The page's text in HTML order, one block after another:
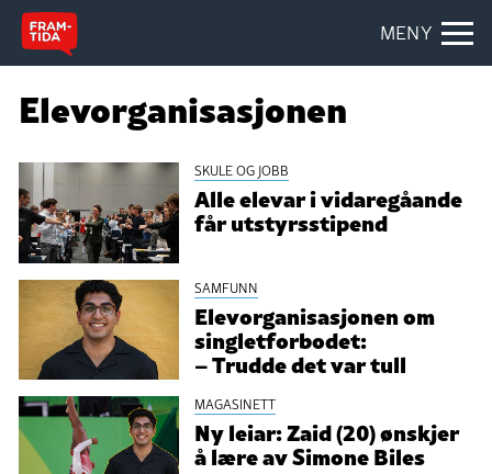
MENY
Elevorganisasjonen
SKULE OG JOBB
Alle elevar i vidaregåande
får utstyrsstipend
SAMFUNN
Elevorganisasjonen om
singletforbodet:
– Trudde det var tull
MAGASINETT
Ny leiar: Zaid (20) ønskjer
å lære av Simone Biles